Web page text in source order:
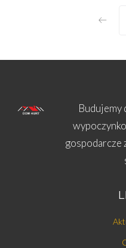
Budujemy
gospodarcze